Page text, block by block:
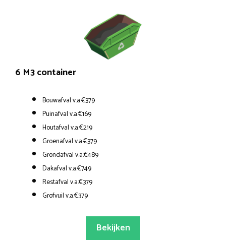
6 M3 container
Bouwafval v.a.€379
Puinafval v.a.€169
Houtafval v.a.€219
Groenafval v.a.€379
Grondafval v.a.€489
Dakafval v.a.€749
Restafval v.a.€379
Grofvuil v.a.€379
Bekijken